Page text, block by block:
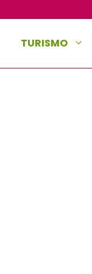
TURISMO